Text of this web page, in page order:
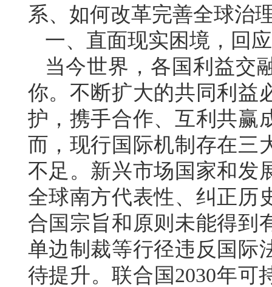
系、如何改革完善全球治
一、直面现实困境，回
当今世界，各国利益交
你。不断扩大的共同利益
护，携手合作、互利共赢
而，现行国际机制存在三
不足。新兴市场国家和发
全球南方代表性、纠正历
合国宗旨和原则未能得到
单边制裁等行径违反国际
待提升。联合国2030年可